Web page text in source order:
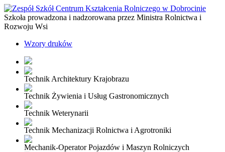
Szkoła prowadzona i nadzorowana przez Ministra Rolnictwa i
Rozwoju Wsi
Wzory druków
Technik Architektury Krajobrazu
Technik Żywienia i Usług Gastronomicznych
Technik Weterynarii
Technik Mechanizacji Rolnictwa i Agrotroniki
Mechanik-Operator Pojazdów i Maszyn Rolniczych